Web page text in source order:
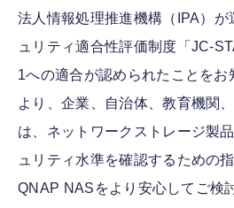
法人情報処理推進機構（IPA）が
ュリティ適合性評価制度「JC-
1への適合が認められたことをお
より、企業、自治体、教育機関
は、ネットワークストレージ製
ュリティ水準を確認するための
QNAP NASをより安心してご検